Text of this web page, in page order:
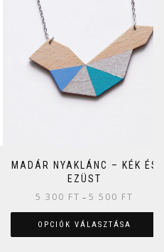
MADÁR NYAKLÁNC – KÉK ÉS
EZÜST
5 300 FT – 5 500 FT
OPCIÓK VÁLASZTÁSA